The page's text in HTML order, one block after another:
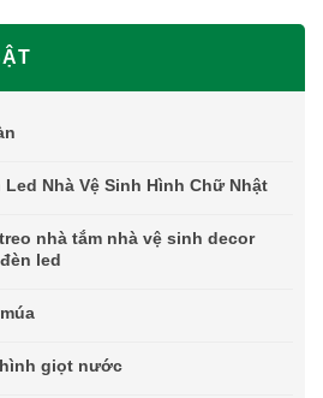
Nhà Vệ Sinh Hình Chữ Nhật
nhà tắm nhà vệ sinh decor
led
giọt nước